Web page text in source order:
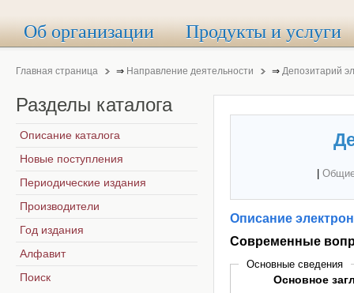
Об организации Продукты и услуги
Главная страница ⇒ Направление деятельности ⇒ Депозитарий
Описание
Современные
Основные сведения
Основное
Разделы каталога
Описание каталога
Новые поступления
Периодические издания
Производители
Год издания
Алфавит
Поиск